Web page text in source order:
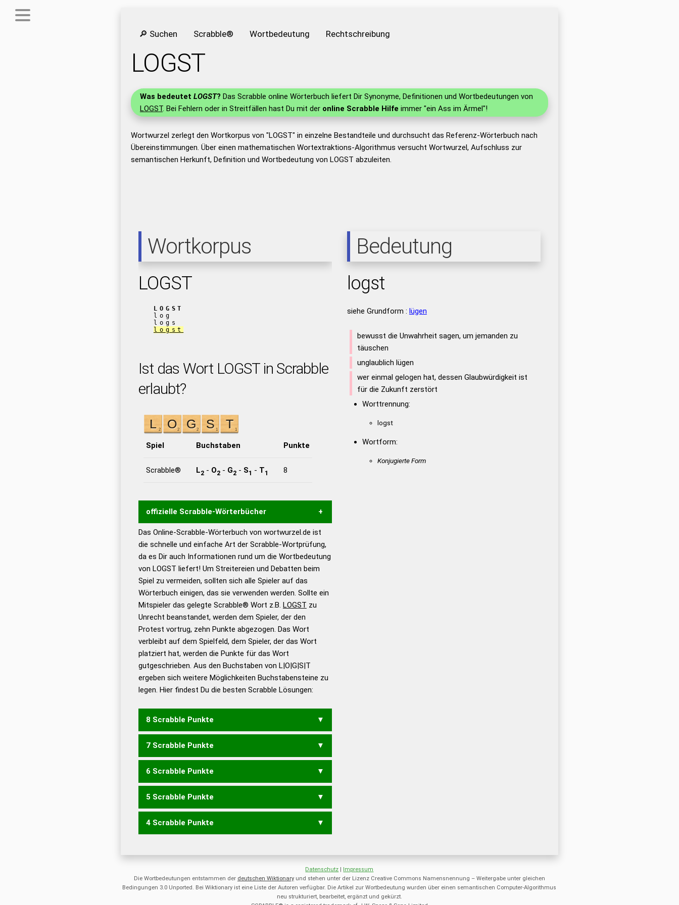
🔎 Suchen Scrabble® Wortbedeutung Rechtschreibung
LOGST
Was bedeutet LOGST? Das Scrabble online Wörterbuch liefert Dir Synonyme, Definitionen und Wortbedeutungen von
LOGST. Bei Fehlern oder in Streitfällen hast Du mit der online Scrabble Hilfe immer "ein Ass im Ärmel"!
Wortwurzel zerlegt den Wortkorpus von "LOGST" in einzelne Bestandteile und durchsucht das Referenz-Wörterbuch nach
Übereinstimmungen. Über einen mathematischen Wortextraktions-Algorithmus versucht Wortwurzel, Aufschluss zur
semantischen Herkunft, Definition und Wortbedeutung von LOGST abzuleiten.
Wortkorpus
LOGST
LOGST
log
logs
logst
Ist das Wort LOGST in Scrabble
erlaubt?
Spiel Buchstaben Punkte
Scrabble® L2- O2- G2- S1 - T1 8
offizielle Scrabble-Wörterbücher
Wortwurzel liefert mit Hilfe eines semantischen
Wortanalyse-Algorithmus gute Anhaltspunkte zu
Wortbedeutung, Worttrennung und Wortform, um die
Gültigkeit eines Wortes für das Scrabble-Spiel zu
bestimmen! zugelassene Turnier Scrabble-
Wörterbücher sind:
Duden – Standardwerk in 12
Bänden
Duden – Richtiges und gutes
Deutsch
Duden – Die deutsche Grammatik
Duden – Deutsches
Universalwörterbuch
Das Online-Scrabble-Wörterbuch von wortwurzel.de ist
die schnelle und einfache Art der Scrabble-Wortprüfung,
da es Dir auch Informationen rund um die Wortbedeutung
von LOGST liefert! Um Streitereien und Debatten beim
Spiel zu vermeiden, sollten sich alle Spieler auf das
Wörterbuch einigen, das sie verwenden werden. Sollte ein
Mitspieler das gelegte Scrabble® Wort z.B. LOGST zu
Unrecht beanstandet, werden dem Spieler, der den
Protest vortrug, zehn Punkte abgezogen. Das Wort
verbleibt auf dem Spielfeld, dem Spieler, der das Wort
platziert hat, werden die Punkte für das Wort
gutgeschrieben. Aus den Buchstaben von L|O|G|S|T
ergeben sich weitere Möglichkeiten Buchstabensteine zu
legen. Hier findest Du die besten Scrabble Lösungen:
8 Scrabble Punkte
GLOST
7 Scrabble Punkte
GLOS LOGT
6 Scrabble Punkte
LOST LOTS SLOT SOGT
5 Scrabble Punkte
LOS LOT SOG SOL
4 Scrabble Punkte
Bedeutung
logst
siehe Grundform : lügen
bewusst die Unwahrheit sagen, um jemanden zu
täuschen
unglaublich lügen
wer einmal gelogen hat, dessen Glaubwürdigkeit ist
für die Zukunft zerstört
Worttrennung:
logst
Wortform:
Konjugierte Form
Datenschutz | Impressum
Die Wortbedeutungen entstammen der deutschen Wiktionaryund stehen unter der Lizenz Creative Commons Namensnennung – Weitergabe unter gleichen
Bedingungen 3.0 Unported. Bei Wiktionary ist eine Liste der Autoren verfügbar. Die Artikel zur Wortbedeutung wurden über einen semantischen Computer-Algorithmus
neu strukturiert, bearbeitet, ergänzt und gekürzt.